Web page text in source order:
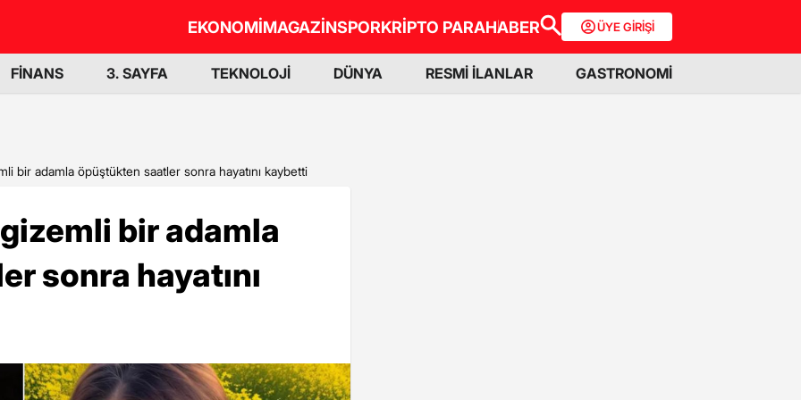
EKONOMİMAGAZİNSPORKRİPTO PARAHABER ÜYE GİRİŞİ
FİNANS 3. SAYFA TEKNOLOJİ DÜNYA RESMİ İLANLAR GASTRONOMİ
bir adamla öpüştükten saatler sonra hayatını kaybetti
bir adamla
sonra hayatını